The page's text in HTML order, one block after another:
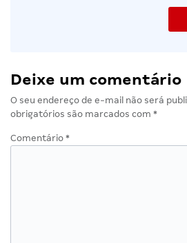
Deixe um comentário
O seu endereço de e-mail não será
obrigatórios são marcados com *
Comentário *